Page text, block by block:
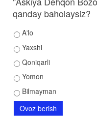
qanday baholaysiz?
A'lo
Yaxshi
Qoniqarli
Yomon
Bilmayman